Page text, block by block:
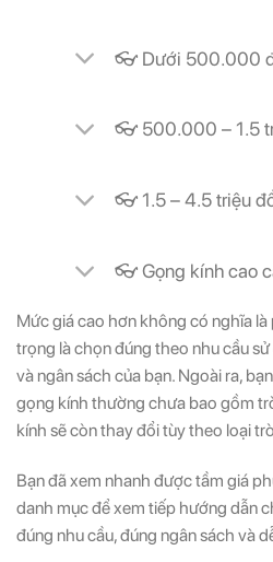
👓 Dưới 500.000
👓 500.000 – 1.5
👓 1.5 – 4.5 triệu
👓 Gọng kính cao
Mức giá cao hơn không có nghĩa
trọng là chọn đúng theo nhu cầu
và ngân sách của bạn. Ngoài ra,
gọng kính thường chưa bao gồm
kính sẽ còn thay đổi tùy theo loại
Bạn đã xem nhanh được tầm giá
danh mục để xem tiếp hướng dẫn
đúng nhu cầu, đúng ngân sách và